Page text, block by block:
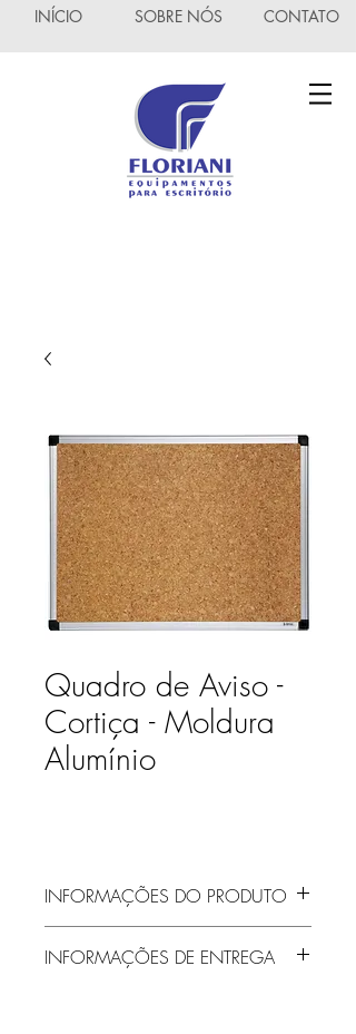
CONTATO
SOBRE NÓS
INÍCIO
Quadro de Aviso -
Cortiça - Moldura
Alumínio
INFORMAÇÕES DO PRODUTO
INFORMAÇÕES DE ENTREGA